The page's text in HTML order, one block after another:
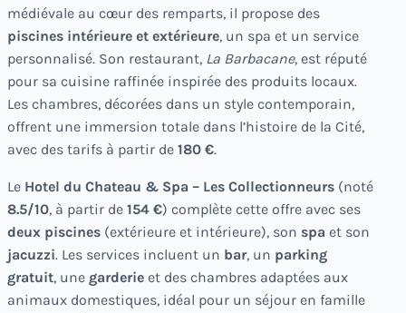
médiévale au cœur des remparts, il propose des
piscines intérieure et extérieure, un spa et un service
personnalisé. Son restaurant, La Barbacane, est réputé
pour sa cuisine raffinée inspirée des produits locaux.
Les chambres, décorées dans un style contemporain,
offrent une immersion totale dans l’histoire de la Cité,
avec des tarifs à partir de 180 €.
Le Hotel du Chateau & Spa – Les Collectionneurs (noté
8.5/10, à partir de 154 €) complète cette offre avec ses
deux piscines (extérieure et intérieure), son spa et son
jacuzzi. Les services incluent un bar, un parking
gratuit, une garderie et des chambres adaptées aux
animaux domestiques, idéal pour un séjour en famille